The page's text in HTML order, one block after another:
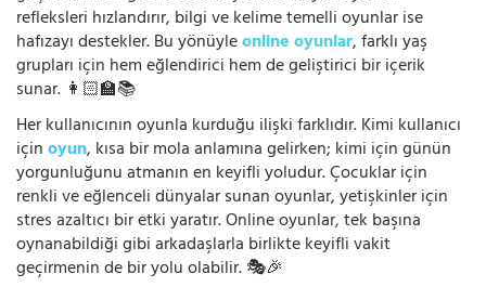
refleksleri hızlandırır, bilgi ve kelime temelli oyunlar ise
hafızayı destekler. Bu yönüyleonline oyunlar, farklı yaş
grupları için hem eğlendirici hem de geliştirici bir içerik
sunar. 👩🏻‍🏫📚
Her kullanıcının oyunla kurduğu ilişki farklıdır. Kimi kullanıcı
içinoyun, kısa bir mola anlamına gelirken; kimi için günün
yorgunluğunu atmanın en keyifli yoludur. Çocuklar için
renkli ve eğlenceli dünyalar sunan oyunlar, yetişkinler için
stres azaltıcı bir etki yaratır. Online oyunlar, tek başına
oynanabildiği gibi arkadaşlarla birlikte keyifli vakit
geçirmenin de bir yolu olabilir. 🎭🎉